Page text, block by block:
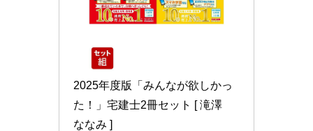
2025年度版「みんなが欲しかっ
た！」宅建士2冊セット [ 滝澤
ななみ ]